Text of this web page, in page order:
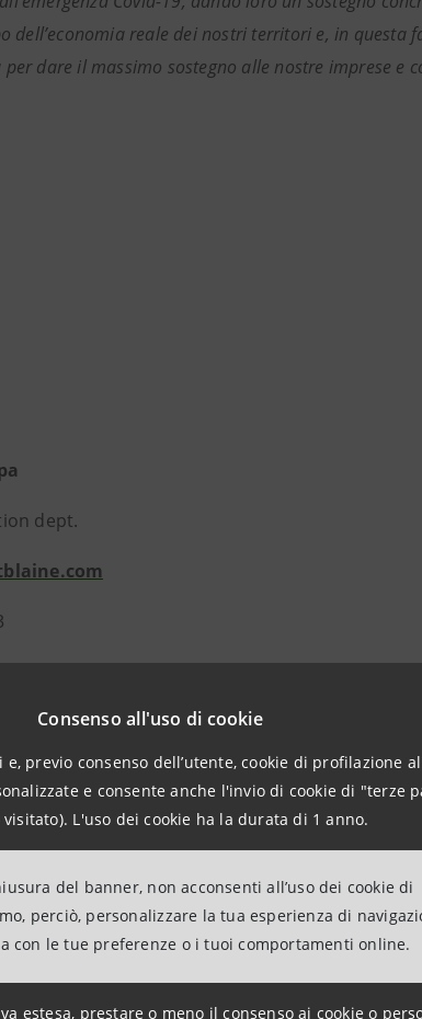
Consenso all'uso di cookie
previo consenso dell’utente, cookie di profilazione
e consente anche l'invio di cookie di "terze
L'uso dei cookie ha la durata di 1 anno.
del banner, non acconsenti all’uso dei cookie di
perciò, personalizzare la tua esperienza di
con le tue preferenze o i tuoi comportamenti online.
estesa, prestare o meno il consenso ai cookie o
dell’economia reale dei nostri territori e, in questa
dare il massimo sostegno alle nostre imprese e
dept.
Banca dei Territori e Media locali